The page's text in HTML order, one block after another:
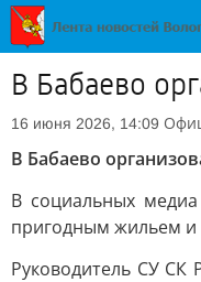
В Бабаево
16 июня 2026, 14:09
В Бабаево
В социальных
пригодным жильем и
Руководитель СУ СК